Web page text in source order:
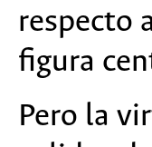
respecto
figura
Pero la